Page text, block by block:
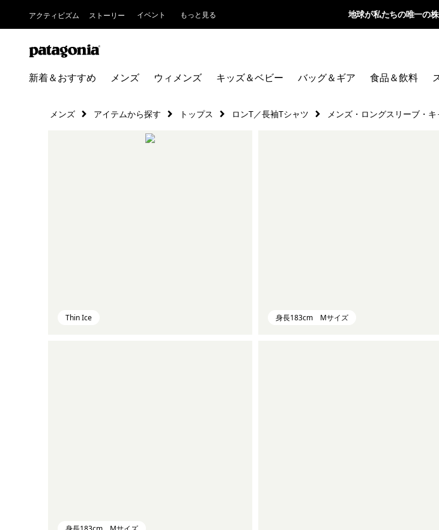
アクティビズム ストーリー イベント もっと見る 地球が私たちの唯一の
新着＆おすすめ メンズ ウィメンズ キッズ＆ベビー バッグ＆ギア 食品＆飲料
メンズ アイテムから探す トップス ロンT／長袖Tシャツ メンズ・ロングスリーブ・
Thin Ice 身長183cm Mサイズ